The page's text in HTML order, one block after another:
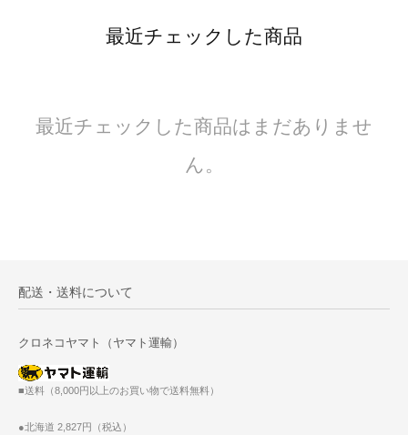
最近チェックした商品
最近チェックした商品はまだありませ
ん。
配送・送料について
クロネコヤマト（ヤマト運輸）
■送料（8,000円以上のお買い物で送料無料）
●北海道 2,827円（税込）